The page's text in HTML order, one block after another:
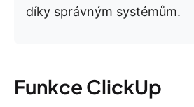
díky správným systémům.
Funkce ClickUp